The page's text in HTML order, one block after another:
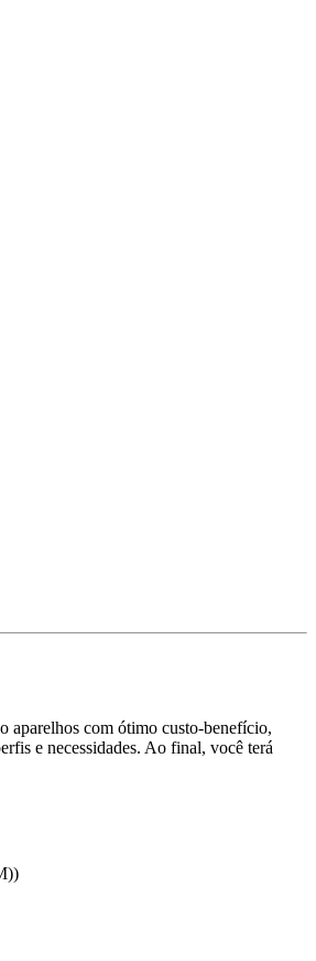
aparelhos com ótimo custo-benefício,
e necessidades. Ao final, você terá